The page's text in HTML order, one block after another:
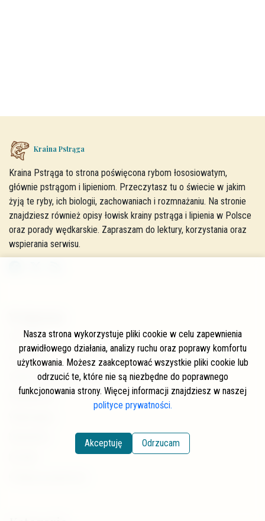
Kraina Pstrąga
Kraina Pstrąga to strona poświęcona rybom łososiowatym,
głównie pstrągom i lipieniom. Przeczytasz tu o świecie w jakim
żyją te ryby, ich biologii, zachowaniach i rozmnażaniu. Na stronie
znajdziesz również opisy łowisk krainy pstrąga i lipienia w Polsce
oraz porady wędkarskie. Zapraszam do lektury, korzystania oraz
wspierania serwisu.
O stronie
Autorzy
Często zadawane pytania
Współpraca
Nasza strona wykorzystuje pliki cookie w celu zapewnienia
prawidłowego działania, analizy ruchu oraz poprawy komfortu
użytkowania. Możesz zaakceptować wszystkie pliki cookie lub
odrzucić te, które nie są niezbędne do poprawnego
funkcjonowania strony. Więcej informacji znajdziesz w naszej
polityce prywatności.
Akceptuję Odrzucam